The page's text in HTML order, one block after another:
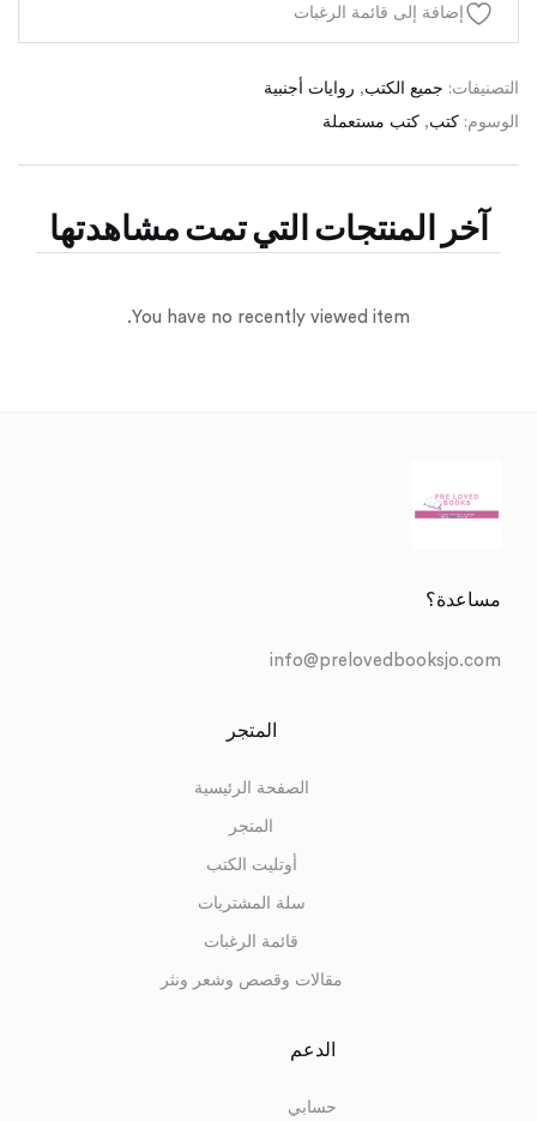
إضافة إلى قائمة الرغبات
التصنيفات: جميع الكتب, روايات أجنبية
الوسوم: كتب, كتب مستعملة
آخر المنتجات التي تمت مشاهدتها
You have no recently viewed item.
مساعدة؟
info@prelovedbooksjo.com
المتجر
الصفحة الرئيسية
المتجر
أوتليت الكتب
سلة المشتريات
قائمة الرغبات
مقالات وقصص وشعر ونثر
الدعم
حسابي